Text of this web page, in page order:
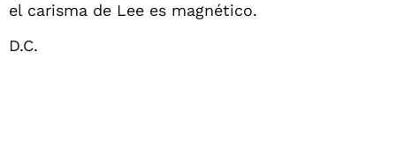
el carisma de Lee es magnético.
D.C.